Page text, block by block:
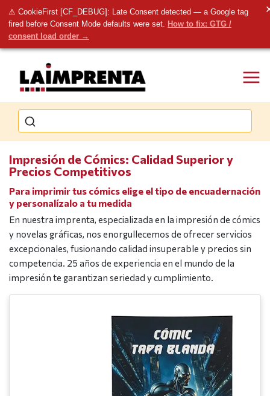
⚠ CookieFirst [CF_DEBUG]: Late Consent detected — a Google tag
fired before Consent Mode defaults were set. How to fix: GTG /
consent load order →
Impresión de Cómics: Calidad Superior y
Precios Competitivos
Para imprimir tus cómics elige el tipo de encuadernación
y personalízalo a tu medida
En nuestra imprenta, especializada en la impresión de cómics
y novelas gráficas, nos enorgullecemos de ofrecer servicios
excepcionales, fusionando calidad insuperable y precios sin
competencia. 25 años de experiencia en el mundo de la
impresión te garantizan seriedad y cumplimiento.